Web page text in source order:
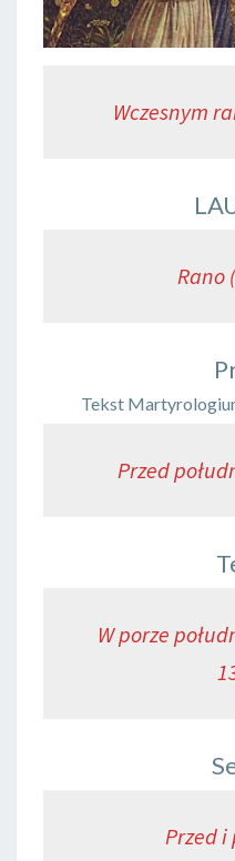
Wczesnym
Rano
Tekst
Przed
W porze
Przed i